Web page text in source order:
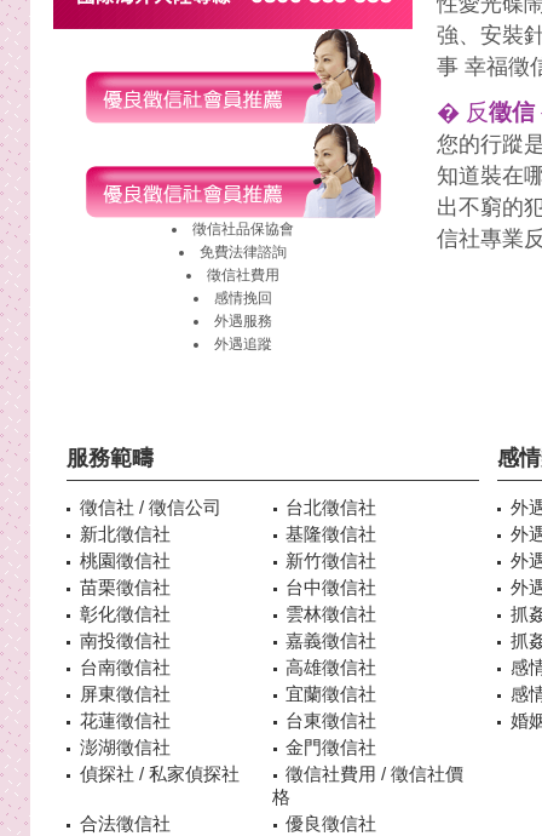
強、安裝
事 幸福徵
� 反徵信
您的行蹤
知道裝在
出不窮的
信社專業
徵信社品保協會
免費法律諮詢
徵信社費用
感情挽回
外遇服務
外遇追蹤
服務範疇
徵信社 / 徵信公司
台北徵信社
新北徵信社
基隆徵信社
桃園徵信社
新竹徵信社
苗栗徵信社
台中徵信社
彰化徵信社
雲林徵信社
南投徵信社
嘉義徵信社
台南徵信社
高雄徵信社
屏東徵信社
宜蘭徵信社
花蓮徵信社
台東徵信社
澎湖徵信社
金門徵信社
偵探社 / 私家偵探社
徵信社費用 / 徵信社價
格
合法徵信社
優良徵信社
感
外
外
外
外
抓
抓
感
感
婚